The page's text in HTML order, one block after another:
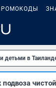
детьми в
подвоза